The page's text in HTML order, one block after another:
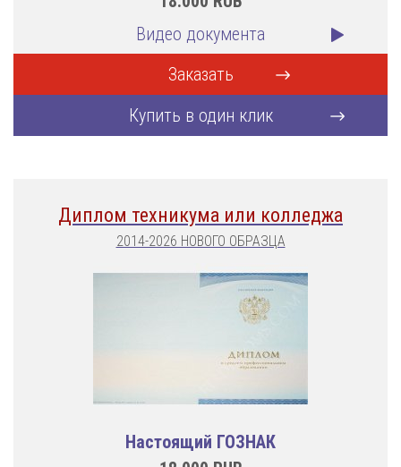
Видео документа
Заказать
Купить в один клик
Диплом техникума или колледжа
2014-2026 НОВОГО ОБРАЗЦА
Настоящий ГОЗНАК